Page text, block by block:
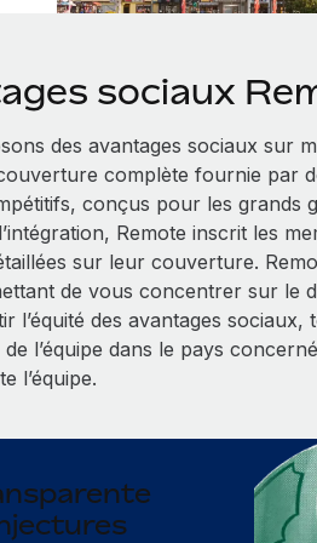
sociaux
des avantages sociaux sur
complète fournie par
conçus pour les grands
Remote inscrit les
sur leur couverture.
de vous concentrer sur le
l’équité des avantages
de l’équipe dans le pays
l’équipe.